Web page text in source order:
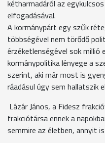
kétharmadáról az
elfogadásával.
A kormánypárt egy szűk
többségével nem törődő
érzéketlenségével sok millió
kormánypolitika lényege a
szerint, aki már most is
ráadásul úgy sem hallatszik
Lázár János, a Fidesz
frakciótársa ennek a
semmire az életben, annyit is